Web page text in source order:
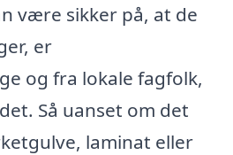
være sikker på, at de
er
og fra lokale fagfolk,
Så uanset om det
laminat eller